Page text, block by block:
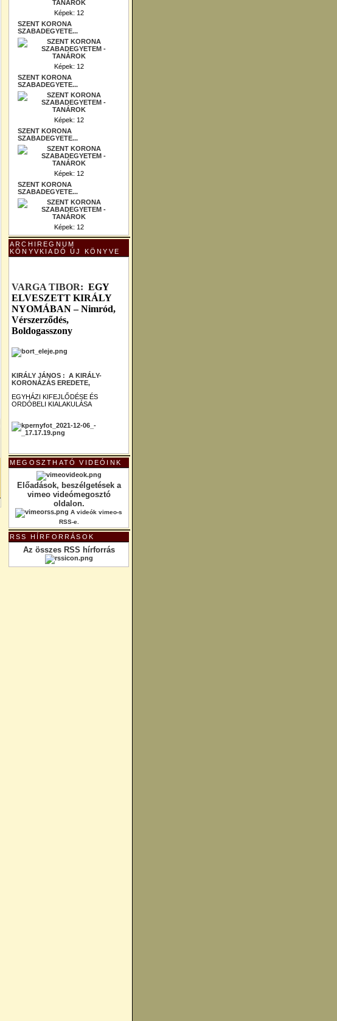
Képek: 12
SZENT KORONA
SZABADEGYETE...
Képek: 12
SZENT KORONA
SZABADEGYETE...
Képek: 12
SZENT KORONA
SZABADEGYETE...
Képek: 12
SZENT KORONA
SZABADEGYETE...
Képek: 12
ARCHIREGNUM
KÖNYVKIADÓ ÚJ KÖNYVE
VARGA TIBOR: EGY
ELVESZETT KIRÁLY
NYOMÁBAN – Nimród,
Vérszerződés,
Boldogasszony
KIRÁLY JÁNOS : A KIRÁLY-
KORONÁZÁS EREDETE,
EGYHÁZI KIFEJLŐDÉSE ÉS
ORDÓBELI KIALAKULÁSA
MEGOSZTHATÓ VIDEÓINK
Előadások, beszélgetések a
vimeo videómegosztó
oldalon.
A videók vimeo-s
RSS-e.
RSS HÍRFORRÁSOK
Az összes RSS hírforrás